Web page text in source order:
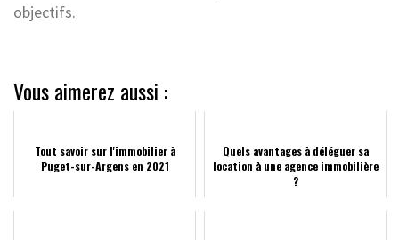
objectifs.
Vous aimerez aussi :
Tout savoir sur l'immobilier à
Puget-sur-Argens en 2021
Quels avantages à déléguer sa
location à une agence immobilière
?